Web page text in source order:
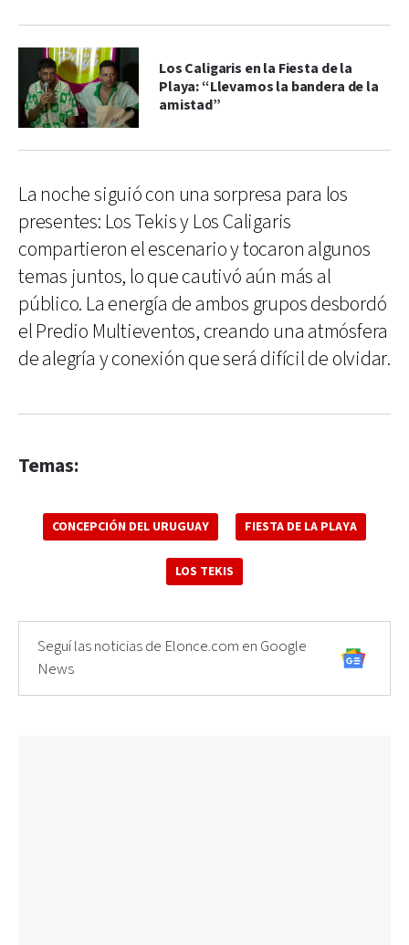
Los Caligaris en la Fiesta de la
Playa: “Llevamos la bandera de la
amistad”
La noche siguió con una sorpresa para los
presentes: Los Tekis y Los Caligaris
compartieron el escenario y tocaron algunos
temas juntos, lo que cautivó aún más al
público. La energía de ambos grupos desbordó
el Predio Multieventos, creando una atmósfera
de alegría y conexión que será difícil de olvidar.
Temas:
CONCEPCIÓN DEL URUGUAY FIESTA DE LA PLAYA
LOS TEKIS
Seguí las noticias de Elonce.com en Google
News